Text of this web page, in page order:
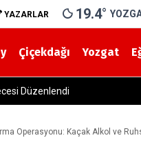
YAZARLAR 19.4°
Çiçekdağı Yozgat
Korkutan Kaza! Yolcu
Operasyonu: Kaçak Alkol ve